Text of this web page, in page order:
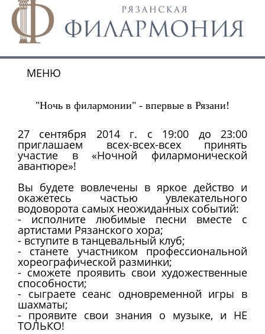
МЕНЮ
"Ночь в филармонии" - впервые в Рязани!
27 сентября 2014 г. с 19:00 до 23:00
приглашаем всех-всех-всех принять
участие в «Ночной филармонической
авантюре»!
Вы будете вовлечены в яркое действо и
окажетесь частью увлекательного
водоворота самых неожиданных событий:
- исполните любимые песни вместе с
артистами Рязанского хора;
- вступите в танцевальный клуб;
- станете участником профессиональной
хореографической разминки;
- сможете проявить свои художественные
способности;
- сыграете сеанс одновременной игры в
шахматы;
- проявите свои знания о музыке, и НЕ
ТОЛЬКО!